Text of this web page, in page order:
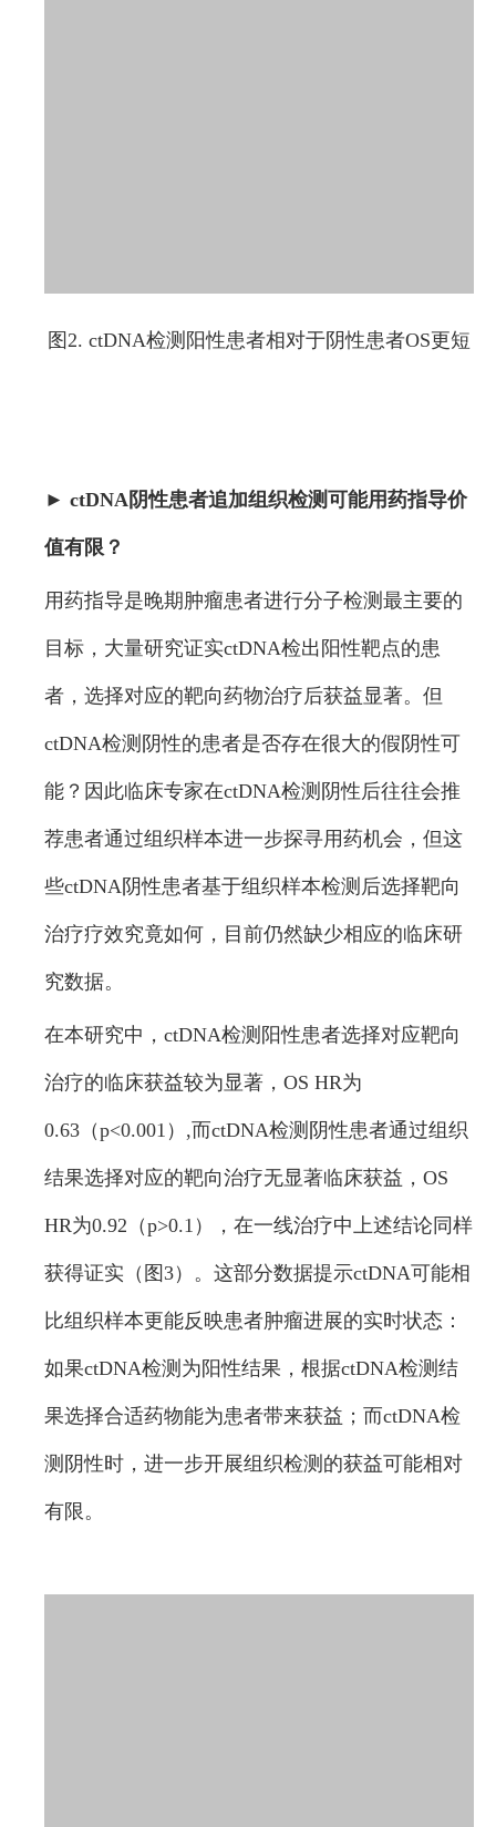
图2. ctDNA检测阳性患者相对于阴性患者OS更短
► ctDNA阴性患者追加组织检测可能用药指导价
值有限？
用药指导是晚期肿瘤患者进行分子检测最主要的
目标，大量研究证实ctDNA检出阳性靶点的患
者，选择对应的靶向药物治疗后获益显著。但
ctDNA检测阴性的患者是否存在很大的假阴性可
能？因此临床专家在ctDNA检测阴性后往往会推
荐患者通过组织样本进一步探寻用药机会，但这
些ctDNA阴性患者基于组织样本检测后选择靶向
治疗疗效究竟如何，目前仍然缺少相应的临床研
究数据。
在本研究中，ctDNA检测阳性患者选择对应靶向
治疗的临床获益较为显著，OS HR为
0.63（p<0.001）,而ctDNA检测阴性患者通过组织
结果选择对应的靶向治疗无显著临床获益，OS
HR为0.92（p>0.1），在一线治疗中上述结论同样
获得证实（图3）。这部分数据提示ctDNA可能相
比组织样本更能反映患者肿瘤进展的实时状态：
如果ctDNA检测为阳性结果，根据ctDNA检测结
果选择合适药物能为患者带来获益；而ctDNA检
测阴性时，进一步开展组织检测的获益可能相对
有限。